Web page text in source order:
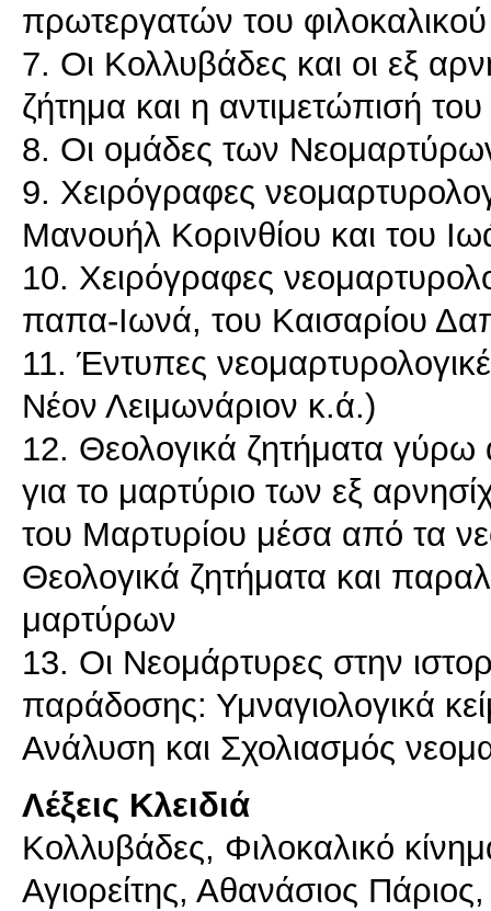
πρωτεργατών του φιλοκαλικού
7. Οι Κολλυβάδες και οι εξ
ζήτημα και η αντιμετώπισή του
8. Οι ομάδες των
9. Χειρόγραφες
Μανουήλ Κορινθίου και του
10. Χειρόγραφες
παπα-Ιωνά, του Καισαρίου
11. Έντυπες
Νέον Λειμωνάριον κ.ά.)
12. Θεολογικά ζητήματα γύρω
για το μαρτύριο των εξ
του Μαρτυρίου μέσα από τα
Θεολογικά ζητήματα και
μαρτύρων
13. Οι Νεομάρτυρες στην
παράδοσης: Υμναγιολογικά
Ανάλυση και Σχολιασμός
Λέξεις Κλειδιά
Κολλυβάδες, Φιλοκαλικό
Αγιορείτης, Αθανάσιος